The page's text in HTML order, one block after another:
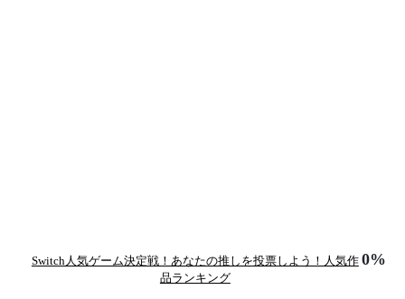
Switch人気ゲーム決定戦！あなたの推しを投票しよう！人気作
品ランキング
0%